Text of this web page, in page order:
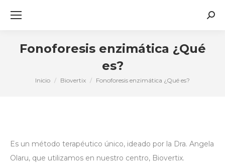
Fonoforesis enzimática ¿Qué
es?
Estás aquí:
Inicio Biovertix Fonoforesis enzimática ¿Qué es?
Es un método terapéutico único, ideado por la Dra. Angela
Olaru, que utilizamos en nuestro centro, Biovertix.